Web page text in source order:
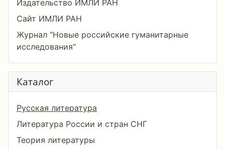
Издательство ИМЛИ РАН
Сайт ИМЛИ РАН
Журнал "Новые российские гуманитарные
исследования"
Каталог
Русская литература
Литература России и стран СНГ
Теория литературы